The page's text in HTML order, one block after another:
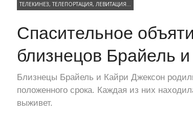
ТЕЛЕКИНЕЗ, ТЕЛЕПОРТАЦИЯ, ЛЕВИТАЦИЯ…
Спасительное
близнецов Брайель
Близнецы Брайель и Кайри Джексон
положенного срока. Каждая из них
выживет.